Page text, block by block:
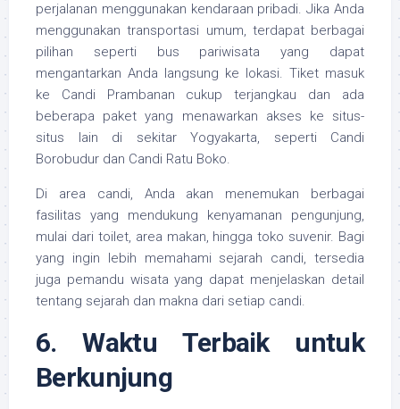
perjalanan menggunakan kendaraan pribadi. Jika Anda
menggunakan transportasi umum, terdapat berbagai
pilihan seperti bus pariwisata yang dapat
mengantarkan Anda langsung ke lokasi. Tiket masuk
ke Candi Prambanan cukup terjangkau dan ada
beberapa paket yang menawarkan akses ke situs-
situs lain di sekitar Yogyakarta, seperti Candi
Borobudur dan Candi Ratu Boko.
Di area candi, Anda akan menemukan berbagai
fasilitas yang mendukung kenyamanan pengunjung,
mulai dari toilet, area makan, hingga toko suvenir. Bagi
yang ingin lebih memahami sejarah candi, tersedia
juga pemandu wisata yang dapat menjelaskan detail
tentang sejarah dan makna dari setiap candi.
6. Waktu Terbaik untuk
Berkunjung